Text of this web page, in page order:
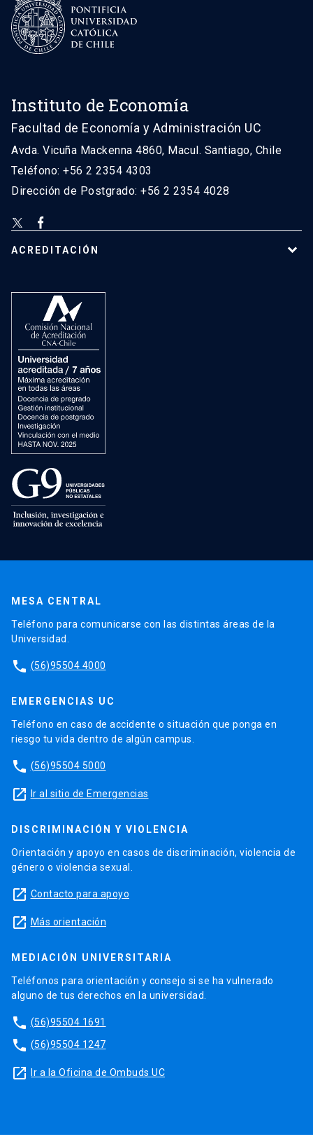
Instituto de Economía
Facultad de Economía y Administración UC
Avda. Vicuña Mackenna 4860, Macul. Santiago, Chile
Teléfono: +56 2 2354 4303
Dirección de Postgrado: +56 2 2354 4028
ACREDITACIÓN
MESA CENTRAL
Teléfono para comunicarse con las distintas áreas de la
Universidad.
phone (56)95504 4000
EMERGENCIAS UC
Teléfono en caso de accidente o situación que ponga en
riesgo tu vida dentro de algún campus.
phone (56)95504 5000
launch Ir al sitio de Emergencias
DISCRIMINACIÓN Y VIOLENCIA
Orientación y apoyo en casos de discriminación, violencia de
género o violencia sexual.
launch Contacto para apoyo
launch Más orientación
MEDIACIÓN UNIVERSITARIA
Teléfonos para orientación y consejo si se ha vulnerado
alguno de tus derechos en la universidad.
phone (56)95504 1691
phone (56)95504 1247
launch Ir a la Oficina de Ombuds UC